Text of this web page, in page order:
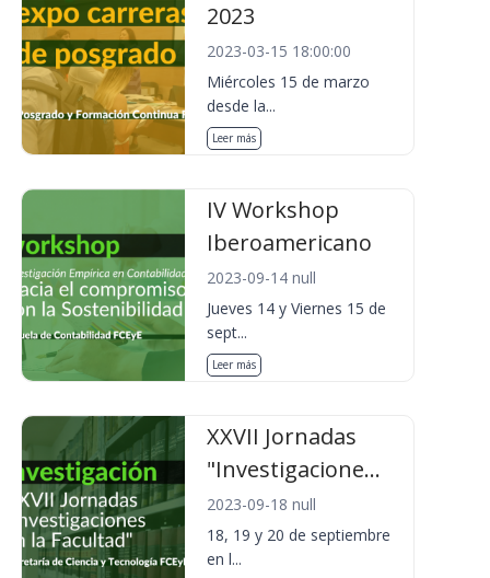
2023
2023-03-15 18:00:00
Miércoles 15 de marzo
desde la...
Leer más
IV Workshop
Iberoamericano
2023-09-14 null
Jueves 14 y Viernes 15 de
sept...
Leer más
XXVII Jornadas
"Investigacione...
2023-09-18 null
18, 19 y 20 de septiembre
en l...